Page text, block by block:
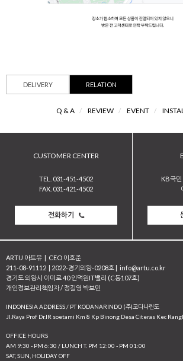
DELIVERY RELATION
Q & A / REVIEW / EVENT /
CUSTOMER CENTER
TEL. 031-451-4502
FAX. 031-421-4502
전화하기
KB국
ARTU 아트유 | CEO 이호준
211-08-91112 | 2022-경기의왕-0208호 | info@artu.co.kr
경기도 의왕시 이미로 40 인덕원IT밸리 (C동107호)
개인정보관리책임자 / 정길영 박보민
INDONESIA ADDRESS / PT KODANARINDO (주)코다나린도
JI.Raya Prof Dr.IR soetami Km 8 Kp Binong Desa Citeras Kec
OFFICE HOURS
AM 9:30 - PM 6:30 / LUNCH T. PM 12:00 - PM 01:00
SAT, SUN, HOLIDAY OFF